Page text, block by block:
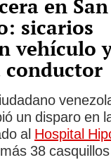
en
sicarios
vehículo
conductor
un disparo en
al Hospital
38